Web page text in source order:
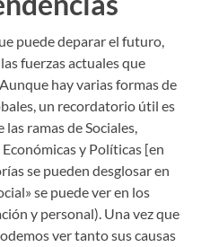
puede deparar el futuro,
fuerzas actuales que
hay varias formas de
un recordatorio útil es
las ramas de Sociales,
y Políticas [en
se pueden desglosar en
se puede ver en los
y personal). Una vez que
ver tanto sus causas